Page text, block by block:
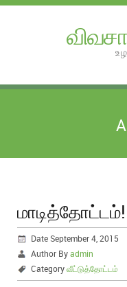
Date September 4, 2015
Author Byadmin
Categoryவீட்டுத்தோட்டம்